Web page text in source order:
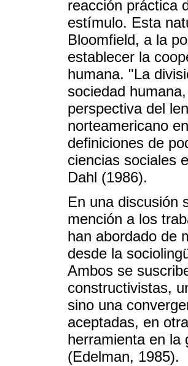
reacción práctica
estímulo. Esta
Bloomfield, a la
establecer la
humana. "La
sociedad
perspectiva del
norteamericano
definiciones de
ciencias sociales
Dahl (1986).
En una discusión
mención a los
han abordado de
desde la
Ambos se
constructivistas,
sino una
aceptadas, en
herramienta en la
(Edelman, 1985).